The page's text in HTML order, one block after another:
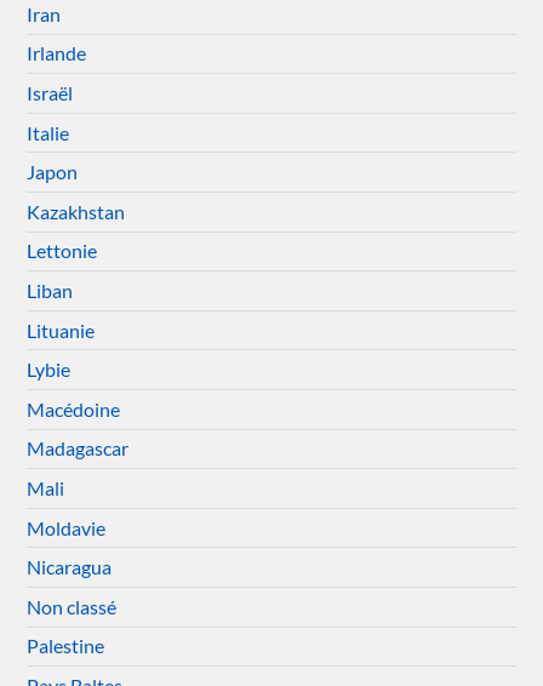
Iran
Irlande
Israël
Italie
Japon
Kazakhstan
Lettonie
Liban
Lituanie
Lybie
Macédoine
Madagascar
Mali
Moldavie
Nicaragua
Non classé
Palestine